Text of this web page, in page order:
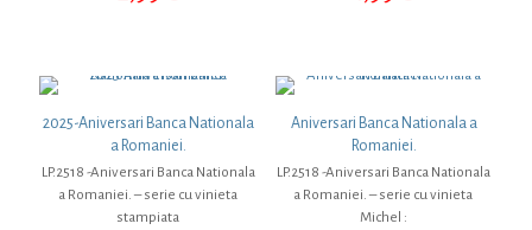
2025-Aniversari Banca Nationala
a Romaniei.
LP.2518 -Aniversari Banca Nationala
a Romaniei. – serie cu vinieta
stampiata
Aniversari Banca Nationala a
Romaniei.
LP.2518 -Aniversari Banca Nationala
a Romaniei. – serie cu vinieta
Michel :